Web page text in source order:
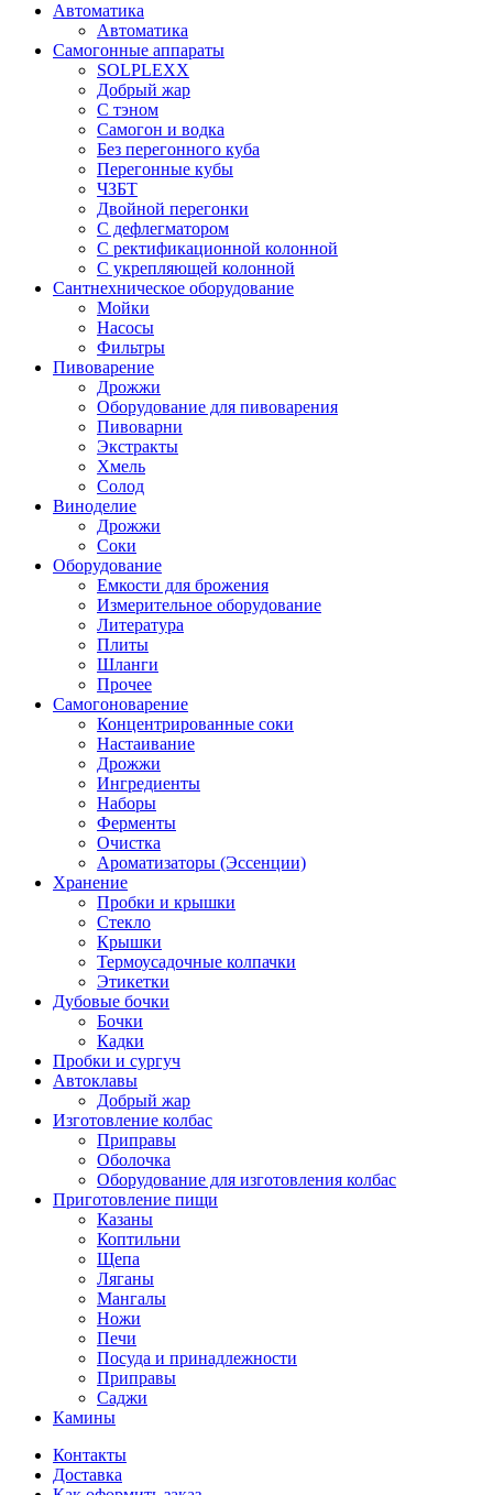
Автоматика
Автоматика
Самогонные аппараты
SOLPLEXX
Добрый жар
С тэном
Самогон и водка
Без перегонного куба
Перегонные кубы
ЧЗБТ
Двойной перегонки
С дефлегматором
С ректификационной колонной
С укрепляющей колонной
Сантнехническое оборудование
Мойки
Насосы
Фильтры
Пивоварение
Дрожжи
Оборудование для пивоварения
Пивоварни
Экстракты
Хмель
Солод
Виноделие
Дрожжи
Соки
Оборудование
Емкости для брожения
Измерительное оборудование
Литература
Плиты
Шланги
Прочее
Самогоноварение
Концентрированные соки
Настаивание
Дрожжи
Ингредиенты
Наборы
Ферменты
Очистка
Ароматизаторы (Эссенции)
Хранение
Пробки и крышки
Стекло
Крышки
Термоусадочные колпачки
Этикетки
Дубовые бочки
Бочки
Кадки
Пробки и сургуч
Автоклавы
Добрый жар
Изготовление колбас
Приправы
Оболочка
Оборудование для изготовления колбас
Приготовление пищи
Казаны
Коптильни
Щепа
Ляганы
Мангалы
Ножи
Печи
Посуда и принадлежности
Приправы
Саджи
Камины
Контакты
Доставка